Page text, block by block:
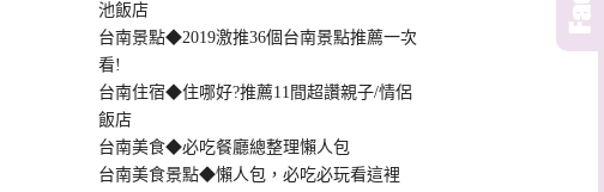
池飯店
台南景點◆2019激推36個台南景點推薦一次
看!
台南住宿◆住哪好?推薦11間超讚親子/情侶
飯店
台南美食◆必吃餐廳總整理懶人包
台南美食景點◆懶人包，必吃必玩看這裡